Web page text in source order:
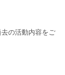
の活動内容をご